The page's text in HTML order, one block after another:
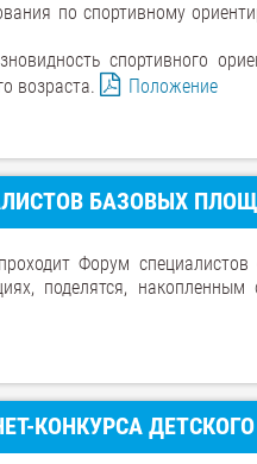
по спортивному
спортивного
возраста.
Положение
БАЗОВЫХ
Форум
поделятся,
КОНКУРСА